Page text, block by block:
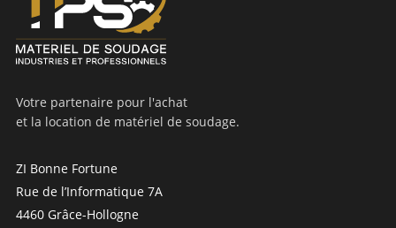
Votre partenaire pour l'achat
et la location de matériel de soudage.
ZI Bonne Fortune
Rue de l’Informatique 7A
4460 Grâce-Hollogne